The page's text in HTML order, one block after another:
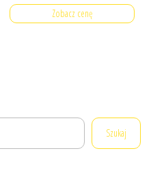
Zobacz cenę
Szukaj